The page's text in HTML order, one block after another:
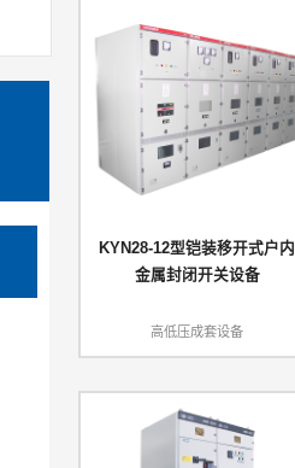
KYN28-12型铠装移开式户内
金属封闭开关设备
高低压成套设备